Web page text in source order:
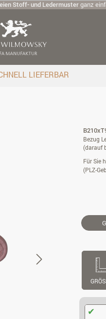
Stoff- und Ledermusterganz
LIEFERBAR
Bezug
(darauf
Für Sie
(PLZ-